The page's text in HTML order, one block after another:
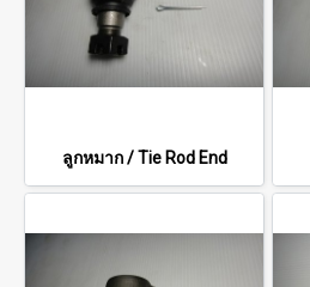
ลูกหมาก / Tie Rod End